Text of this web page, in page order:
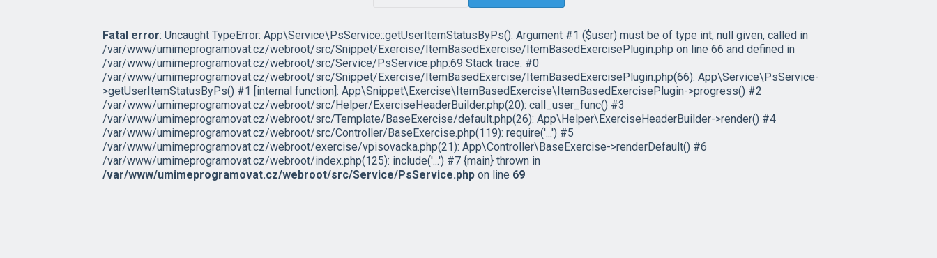
Fatal error: Uncaught TypeError: App\Service\PsService::getUserItemStatusByPs(): Argument #1 ($user) must be of type int, null given, called in
/var/www/umimeprogramovat.cz/webroot/src/Snippet/Exercise/ItemBasedExercise/ItemBasedExercisePlugin.php on line 66 and defined in
/var/www/umimeprogramovat.cz/webroot/src/Service/PsService.php:69 Stack trace: #0
/var/www/umimeprogramovat.cz/webroot/src/Snippet/Exercise/ItemBasedExercise/ItemBasedExercisePlugin.php(66): App\Service\PsService-
>getUserItemStatusByPs() #1 [internal function]: App\Snippet\Exercise\ItemBasedExercise\ItemBasedExercisePlugin->progress() #2
/var/www/umimeprogramovat.cz/webroot/src/Helper/ExerciseHeaderBuilder.php(20): call_user_func() #3
/var/www/umimeprogramovat.cz/webroot/src/Template/BaseExercise/default.php(26): App\Helper\ExerciseHeaderBuilder->render() #4
/var/www/umimeprogramovat.cz/webroot/src/Controller/BaseExercise.php(119): require('...') #5
/var/www/umimeprogramovat.cz/webroot/exercise/vpisovacka.php(21): App\Controller\BaseExercise->renderDefault() #6
/var/www/umimeprogramovat.cz/webroot/index.php(125): include('...') #7 {main} thrown in
/var/www/umimeprogramovat.cz/webroot/src/Service/PsService.php on line 69